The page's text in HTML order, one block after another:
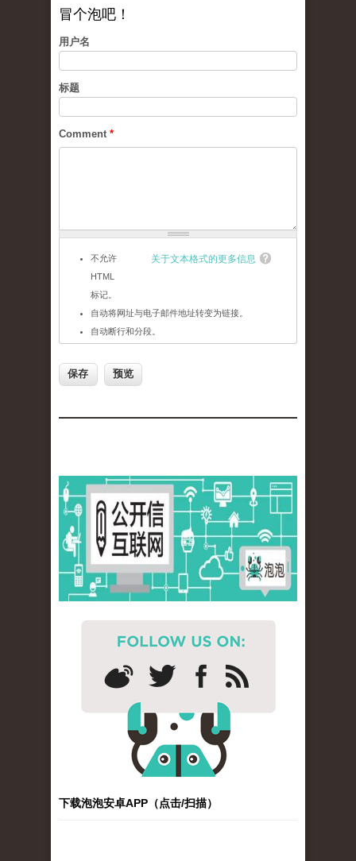
冒个泡吧！
用户名
标题
Comment *
关于文本格式的更多信息
不允许
HTML
标记。
自动将网址与电子邮件地址转变为链接。
自动断行和分段。
下载泡泡安卓APP（点击/扫描）